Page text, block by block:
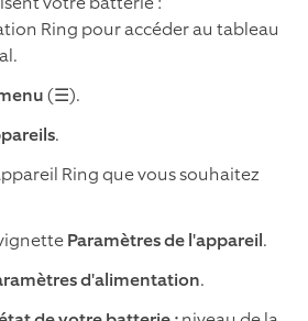
Ring pour accéder au tableau
(☰).
.
Ring que vous souhaitez
Paramètres de l'appareil.
d'alimentation.